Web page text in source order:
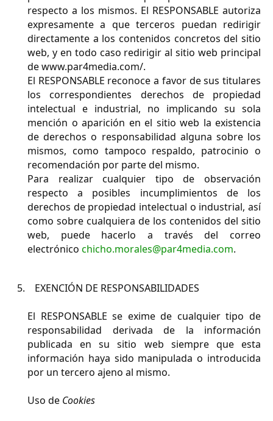
respecto a los mismos. El RESPONSABLE autoriza
expresamente a que terceros puedan redirigir
directamente a los contenidos concretos del sitio
web, y en todo caso redirigir al sitio web principal
de www.par4media.com/.
El RESPONSABLE reconoce a favor de sus titulares
los correspondientes derechos de propiedad
intelectual e industrial, no implicando su sola
mención o aparición en el sitio web la existencia
de derechos o responsabilidad alguna sobre los
mismos, como tampoco respaldo, patrocinio o
recomendación por parte del mismo.
Para realizar cualquier tipo de observación
respecto a posibles incumplimientos de los
derechos de propiedad intelectual o industrial, así
como sobre cualquiera de los contenidos del sitio
web, puede hacerlo a través del correo
electrónico chicho.morales@par4media.com.
EXENCIÓN DE RESPONSABILIDADES
El RESPONSABLE se exime de cualquier tipo de
responsabilidad derivada de la información
publicada en su sitio web siempre que esta
información haya sido manipulada o introducida
por un tercero ajeno al mismo.
Uso de Cookies